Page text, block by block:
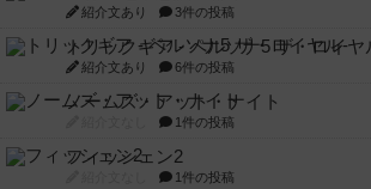
紹介文あり 3件の投稿
トリックギア - ペルソナ5 ザ・ロイヤ
紹介文あり 6件の投稿
ノームズ・アット・ナイト
1件の投稿
フィッシェン2
1件の投稿